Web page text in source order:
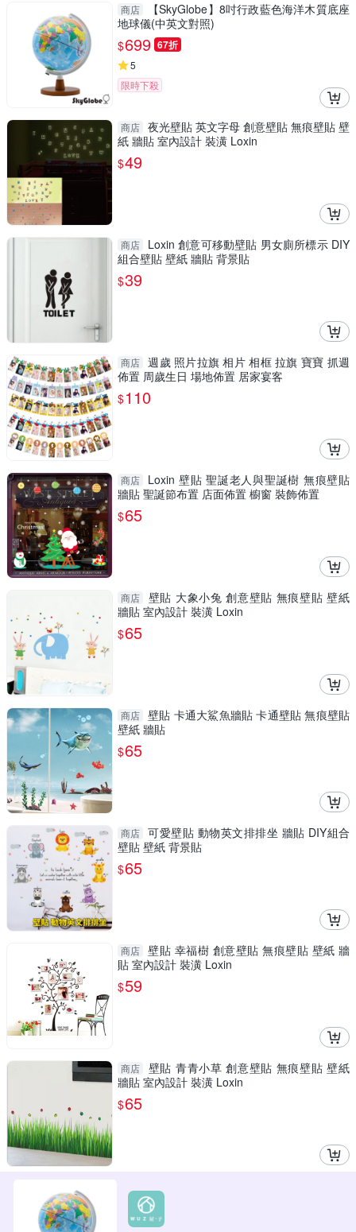
商店
【SkyGlobe】8吋行政藍色海洋木質底座
地球儀(中英文對照)
$699 67折
5
限時下殺
商店 夜光壁貼 英文字母 創意壁貼 無痕壁貼 壁
紙 牆貼 室內設計 裝潢 Loxin
$49
商店
Loxin 創意可移動壁貼 男女廁所標示 DIY
組合壁貼 壁紙 牆貼 背景貼
$39
商店 週歲 照片拉旗 相片 相框 拉旗 寶寶 抓週
佈置 周歲生日 場地佈置 居家宴客
$110
商店
Loxin 壁貼 聖誕老人與聖誕樹 無痕壁貼
牆貼 聖誕節布置 店面佈置 櫥窗 裝飾佈置
$65
商店
壁貼 大象小兔 創意壁貼 無痕壁貼 壁紙
牆貼 室內設計 裝潢 Loxin
$65
商店 壁貼 卡通大鯊魚牆貼 卡通壁貼 無痕壁貼
壁紙 牆貼
$65
商店 可愛壁貼 動物英文排排坐 牆貼 DIY組合
壁貼 壁紙 背景貼
$65
商店 壁貼 幸福樹 創意壁貼 無痕壁貼 壁紙 牆
貼 室內設計 裝潢 Loxin
$59
商店
壁貼 青青小草 創意壁貼 無痕壁貼 壁紙
牆貼 室內設計 裝潢 Loxin
$65